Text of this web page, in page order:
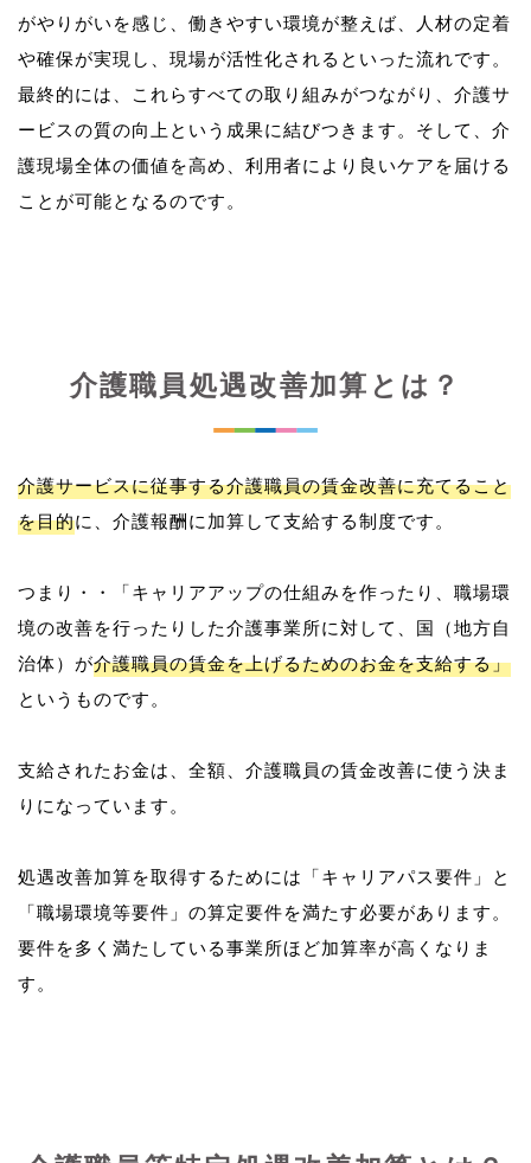
がやりがいを感じ、働きやすい環境が整えば、人材の定着
や確保が実現し、現場が活性化されるといった流れです。
最終的には、これらすべての取り組みがつながり、介護サ
ービスの質の向上という成果に結びつきます。そして、介
護現場全体の価値を高め、利用者により良いケアを届ける
介護職員処遇改善加算とは？
介護サービスに従事する介護職員の賃金改善に充てること
を目的に、介護報酬に加算して支給する制度です。
つまり・・「キャリアアップの仕組みを作ったり、職場環
境の改善を行ったりした介護事業所に対して、国（地方自
治体）が介護職員の賃金を上げるためのお金を支給する」
というものです。
支給されたお金は、全額、介護職員の賃金改善に使う決ま
りになっています。
処遇改善加算を取得するためには「キャリアパス要件」と
「職場環境等要件」の算定要件を満たす必要があります。
要件を多く満たしている事業所ほど加算率が高くなりま
す。